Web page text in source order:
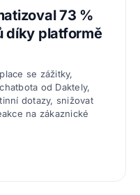
73 %
díky platformě
se zážitky,
od Daktely,
dotazy, snižovat
na zákaznické